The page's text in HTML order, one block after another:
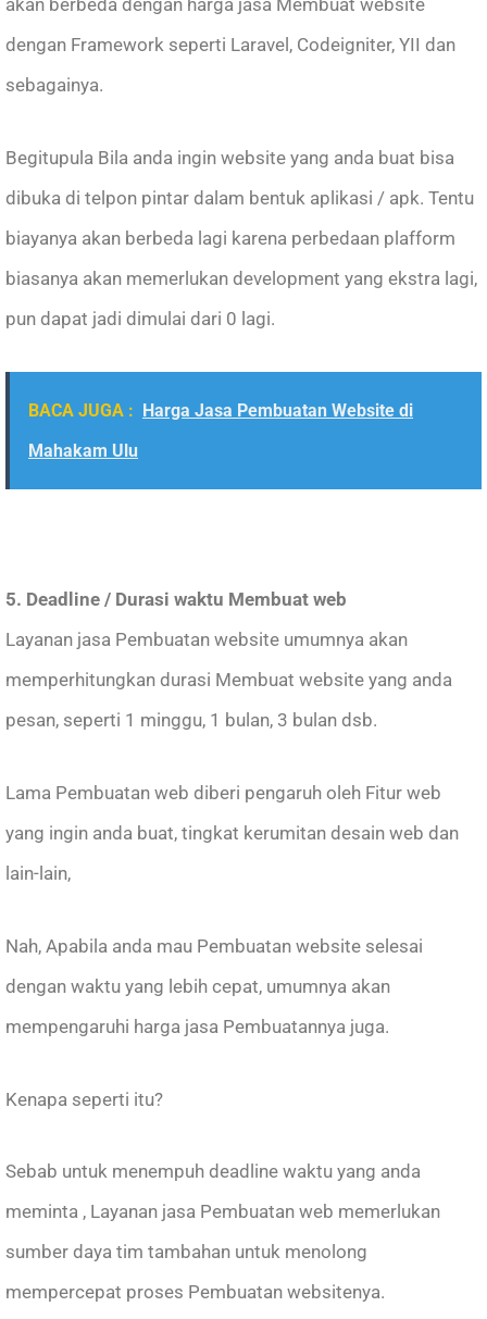
akan berbeda dengan harga jasa Membuat website
dengan Framework seperti Laravel, Codeigniter, YII dan
sebagainya.
Begitupula Bila anda ingin website yang anda buat bisa
dibuka di telpon pintar dalam bentuk aplikasi / apk. Tentu
biayanya akan berbeda lagi karena perbedaan plafform
biasanya akan memerlukan development yang ekstra lagi,
pun dapat jadi dimulai dari 0 lagi.
BACA JUGA : Harga Jasa Pembuatan Website di
Mahakam Ulu
5. Deadline / Durasi waktu Membuat web
Layanan jasa Pembuatan website umumnya akan
memperhitungkan durasi Membuat website yang anda
pesan, seperti 1 minggu, 1 bulan, 3 bulan dsb.
Lama Pembuatan web diberi pengaruh oleh Fitur web
yang ingin anda buat, tingkat kerumitan desain web dan
lain-lain,
Nah, Apabila anda mau Pembuatan website selesai
dengan waktu yang lebih cepat, umumnya akan
mempengaruhi harga jasa Pembuatannya juga.
Kenapa seperti itu?
Sebab untuk menempuh deadline waktu yang anda
meminta , Layanan jasa Pembuatan web memerlukan
sumber daya tim tambahan untuk menolong
mempercepat proses Pembuatan websitenya.